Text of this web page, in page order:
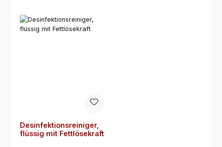
Desinfektionsreiniger,
flüssig mit Fettlösekraft